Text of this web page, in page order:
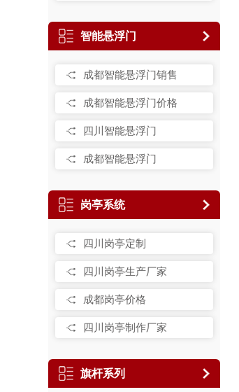
智能悬浮门
成都智能悬浮门销售
成都智能悬浮门价格
四川智能悬浮门
成都智能悬浮门
岗亭系统
四川岗亭定制
四川岗亭生产厂家
成都岗亭价格
四川岗亭制作厂家
旗杆系列